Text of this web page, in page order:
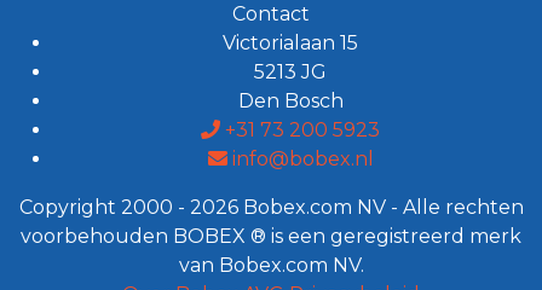
Contact
Victorialaan 15
5213 JG
Den Bosch
+31 73 200 5923
info@bobex.nl
Copyright 2000 - 2026 Bobex.com NV - Alle rechten
voorbehouden BOBEX ® is een geregistreerd merk
van Bobex.com NV.